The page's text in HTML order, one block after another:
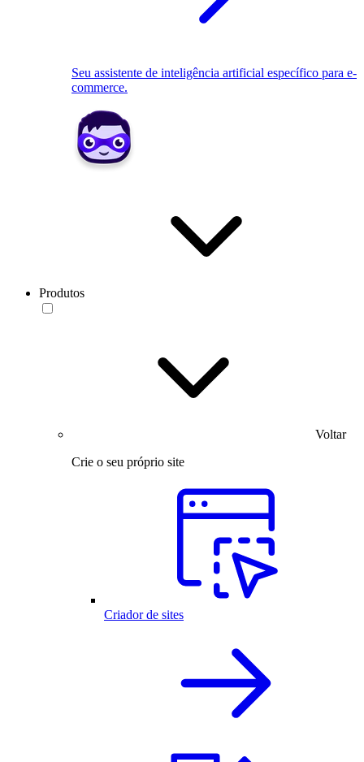
Seu assistente de inteligência artificial específico para e-
commerce.
Produtos
Voltar
Crie o seu próprio site
Criador de sites